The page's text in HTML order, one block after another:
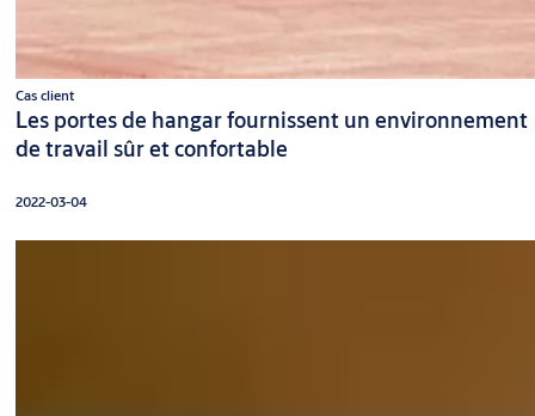
Cas client
Les portes de hangar fournissent un environnement
de travail sûr et confortable
2022-03-04